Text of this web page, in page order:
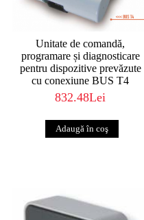
Unitate de comandă,
programare și diagnosticare
pentru dispozitive prevăzute
cu conexiune BUS T4
832.48Lei